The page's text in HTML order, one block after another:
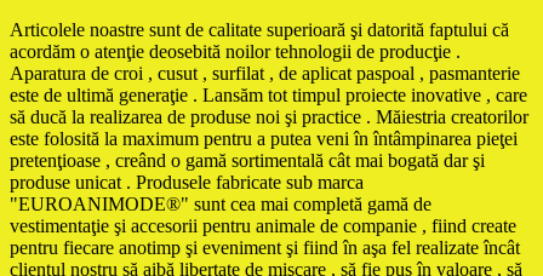
Articolele noastre sunt de calitate superioară şi datorită faptului că
acordăm o atenţie deosebită noilor tehnologii de producţie .
Aparatura de croi , cusut , surfilat , de aplicat paspoal , pasmanterie
este de ultimă generaţie . Lansăm tot timpul proiecte inovative , care
să ducă la realizarea de produse noi şi practice . Măiestria creatorilor
este folosită la maximum pentru a putea veni în întâmpinarea pieţei
pretenţioase , creând o gamă sortimentală cât mai bogată dar şi
produse unicat . Produsele fabricate sub marca
"EUROANIMODE®" sunt cea mai completă gamă de
vestimentaţie şi accesorii pentru animale de companie , fiind create
pentru fiecare anotimp şi eveniment şi fiind în aşa fel realizate încât
clientul nostru să aibă libertate de mişcare , să fie pus în valoare , să